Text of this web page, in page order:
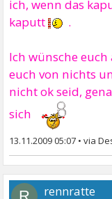
ich, wenn das
kaputt
.
Ich wünsche
euch von nichts
nicht ok seid,
sich
13.11.2009 05:07 •
rennratte